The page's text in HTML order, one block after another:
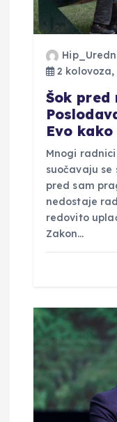
2 kolovoza,
Šok pred
Evo
Mnogi
suočavaju
pred sam
nedostaje
redovito
Zakon…